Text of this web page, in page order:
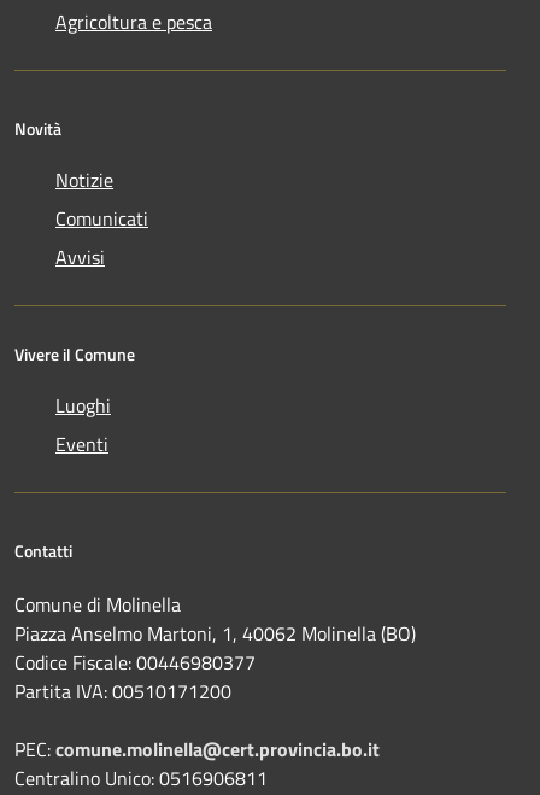
Agricoltura e pesca
Novità
Notizie
Comunicati
Avvisi
Vivere il Comune
Luoghi
Eventi
Contatti
Comune di Molinella
Piazza Anselmo Martoni, 1, 40062 Molinella (BO)
Codice Fiscale: 00446980377
Partita IVA: 00510171200
PEC:comune.molinella@cert.provincia.bo.it
Centralino Unico: 0516906811